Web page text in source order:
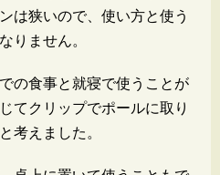
は狭いので、使い方と使う
りません。
の食事と就寝で使うことが
てクリップでポールに取り
考えました。